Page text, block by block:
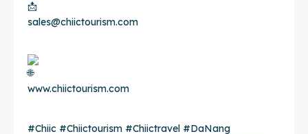
sales@chiictourism.com
www.chiictourism.com
#Chiic #Chiictourism #Chiictravel #DaNang